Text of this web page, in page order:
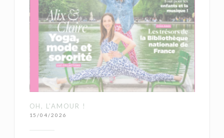
OH, L’AMOUR !
15/04/2026